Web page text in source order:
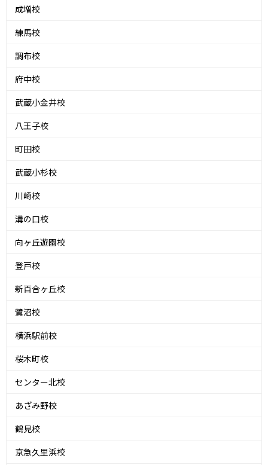
成増校
練馬校
調布校
府中校
武蔵小金井校
八王子校
町田校
武蔵小杉校
川崎校
溝の口校
向ヶ丘遊園校
登戸校
新百合ヶ丘校
鷺沼校
横浜駅前校
桜木町校
センター北校
あざみ野校
鶴見校
京急久里浜校